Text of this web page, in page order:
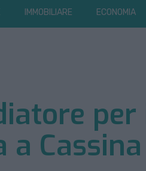
IMMOBILIARE ECONOMIA
Cassina